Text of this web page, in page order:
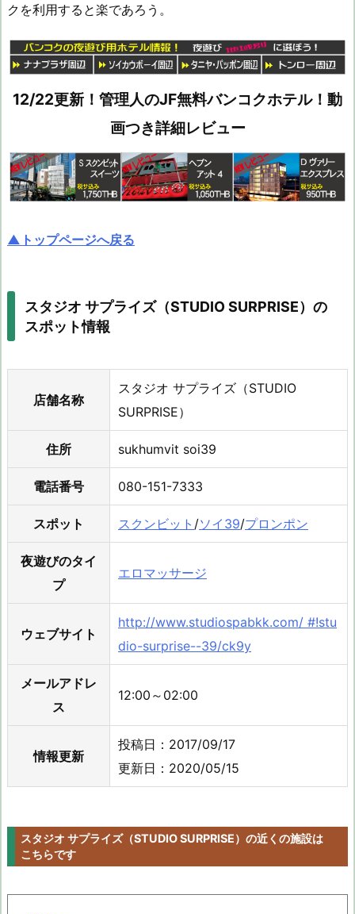
クを利用すると楽であろう。
12/22更新！管理人のJF無料バンコクホテル！動
画つき詳細レビュー
▲トップページへ戻る
スタジオ サプライズ（STUDIO SURPRISE）の
スポット情報
店舗名称
スタジオ サプライズ（STUDIO
SURPRISE）
住所 sukhumvit soi39
電話番号 080-151-7333
スポット スクンビット /ソイ39/プロンポン
夜遊びのタイ
プ
エロマッサージ
ウェブサイト
http://www.studiospabkk.com/ #!stu
dio-surprise--39/ck9y
メールアドレ
ス
12:00～02:00
情報更新
投稿日：2017/09/17
更新日：2020/05/15
スタジオ サプライズ（STUDIO SURPRISE）の近くの施設は
こちらです